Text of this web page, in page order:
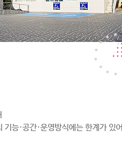
능·공간·운영방식에는 한계가 있어